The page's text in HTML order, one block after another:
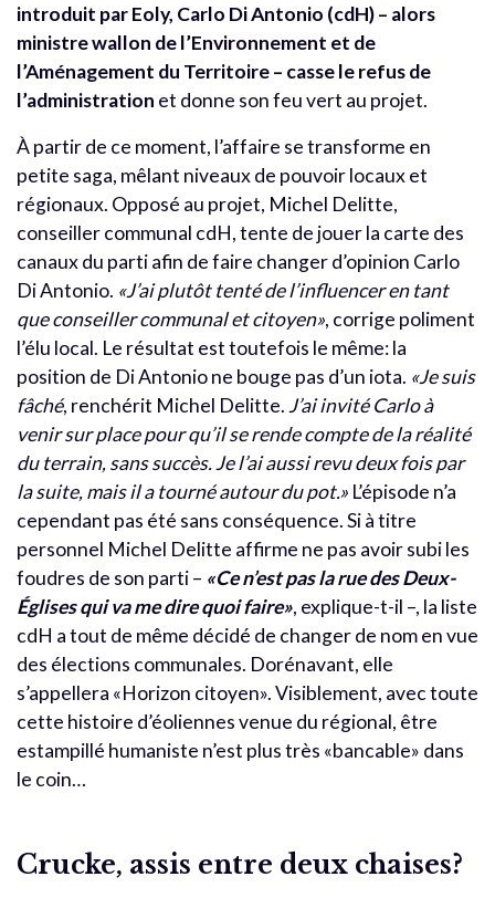
introduit par Eoly, Carlo Di Antonio (cdH) – alors
ministre wallon de l’Environnement et de
l’Aménagement du Territoire – casse le refus de
l’administration et donne son feu vert au projet.
À partir de ce moment, l’affaire se transforme en
petite saga, mêlant niveaux de pouvoir locaux et
régionaux. Opposé au projet, Michel Delitte,
conseiller communal cdH, tente de jouer la carte des
canaux du parti afin de faire changer d’opinion Carlo
Di Antonio. «J’ai plutôt tenté de l’influencer en tant
que conseiller communal et citoyen», corrige poliment
l’élu local. Le résultat est toutefois le même: la
position de Di Antonio ne bouge pas d’un iota. «Je suis
fâché, renchérit Michel Delitte. J’ai invité Carlo à
venir sur place pour qu’il se rende compte de la réalité
du terrain, sans succès. Je l’ai aussi revu deux fois par
la suite, mais il a tourné autour du pot.» L’épisode n’a
cependant pas été sans conséquence. Si à titre
personnel Michel Delitte affirme ne pas avoir subi les
foudres de son parti – «Ce n’est pas la rue des Deux-
Églises qui va me dire quoi faire», explique-t-il –, la liste
cdH a tout de même décidé de changer de nom en vue
des élections communales. Dorénavant, elle
s’appellera «Horizon citoyen». Visiblement, avec toute
cette histoire d’éoliennes venue du régional, être
estampillé humaniste n’est plus très «bancable» dans
le coin…
Crucke, assis entre deux chaises?